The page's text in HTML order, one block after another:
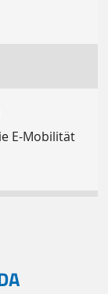
E-Mobilität